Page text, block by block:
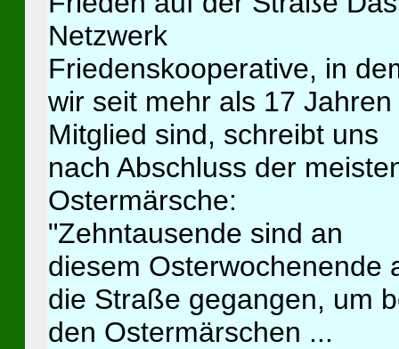
Netzwerk
Friedenskooperative, in
wir seit mehr als 17 Jahren
Mitglied sind, schreibt uns
nach Abschluss der
Ostermärsche:
"Zehntausende sind an
diesem Osterwochenende
die Straße gegangen, um
den Ostermärschen ...